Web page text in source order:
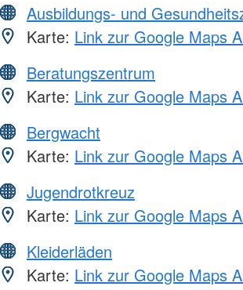
Ausbildungs- und
Karte: Link zur Google Maps
Beratungszentrum
Karte: Link zur Google Maps
Bergwacht
Karte: Link zur Google Maps
Jugendrotkreuz
Karte: Link zur Google Maps
Kleiderläden
Karte: Link zur Google Maps